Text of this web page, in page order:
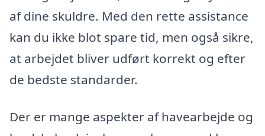
af dine skuldre. Med den rette assistance
kan du ikke blot spare tid, men også sikre,
at arbejdet bliver udført korrekt og efter
de bedste standarder.
Der er mange aspekter af havearbejde og